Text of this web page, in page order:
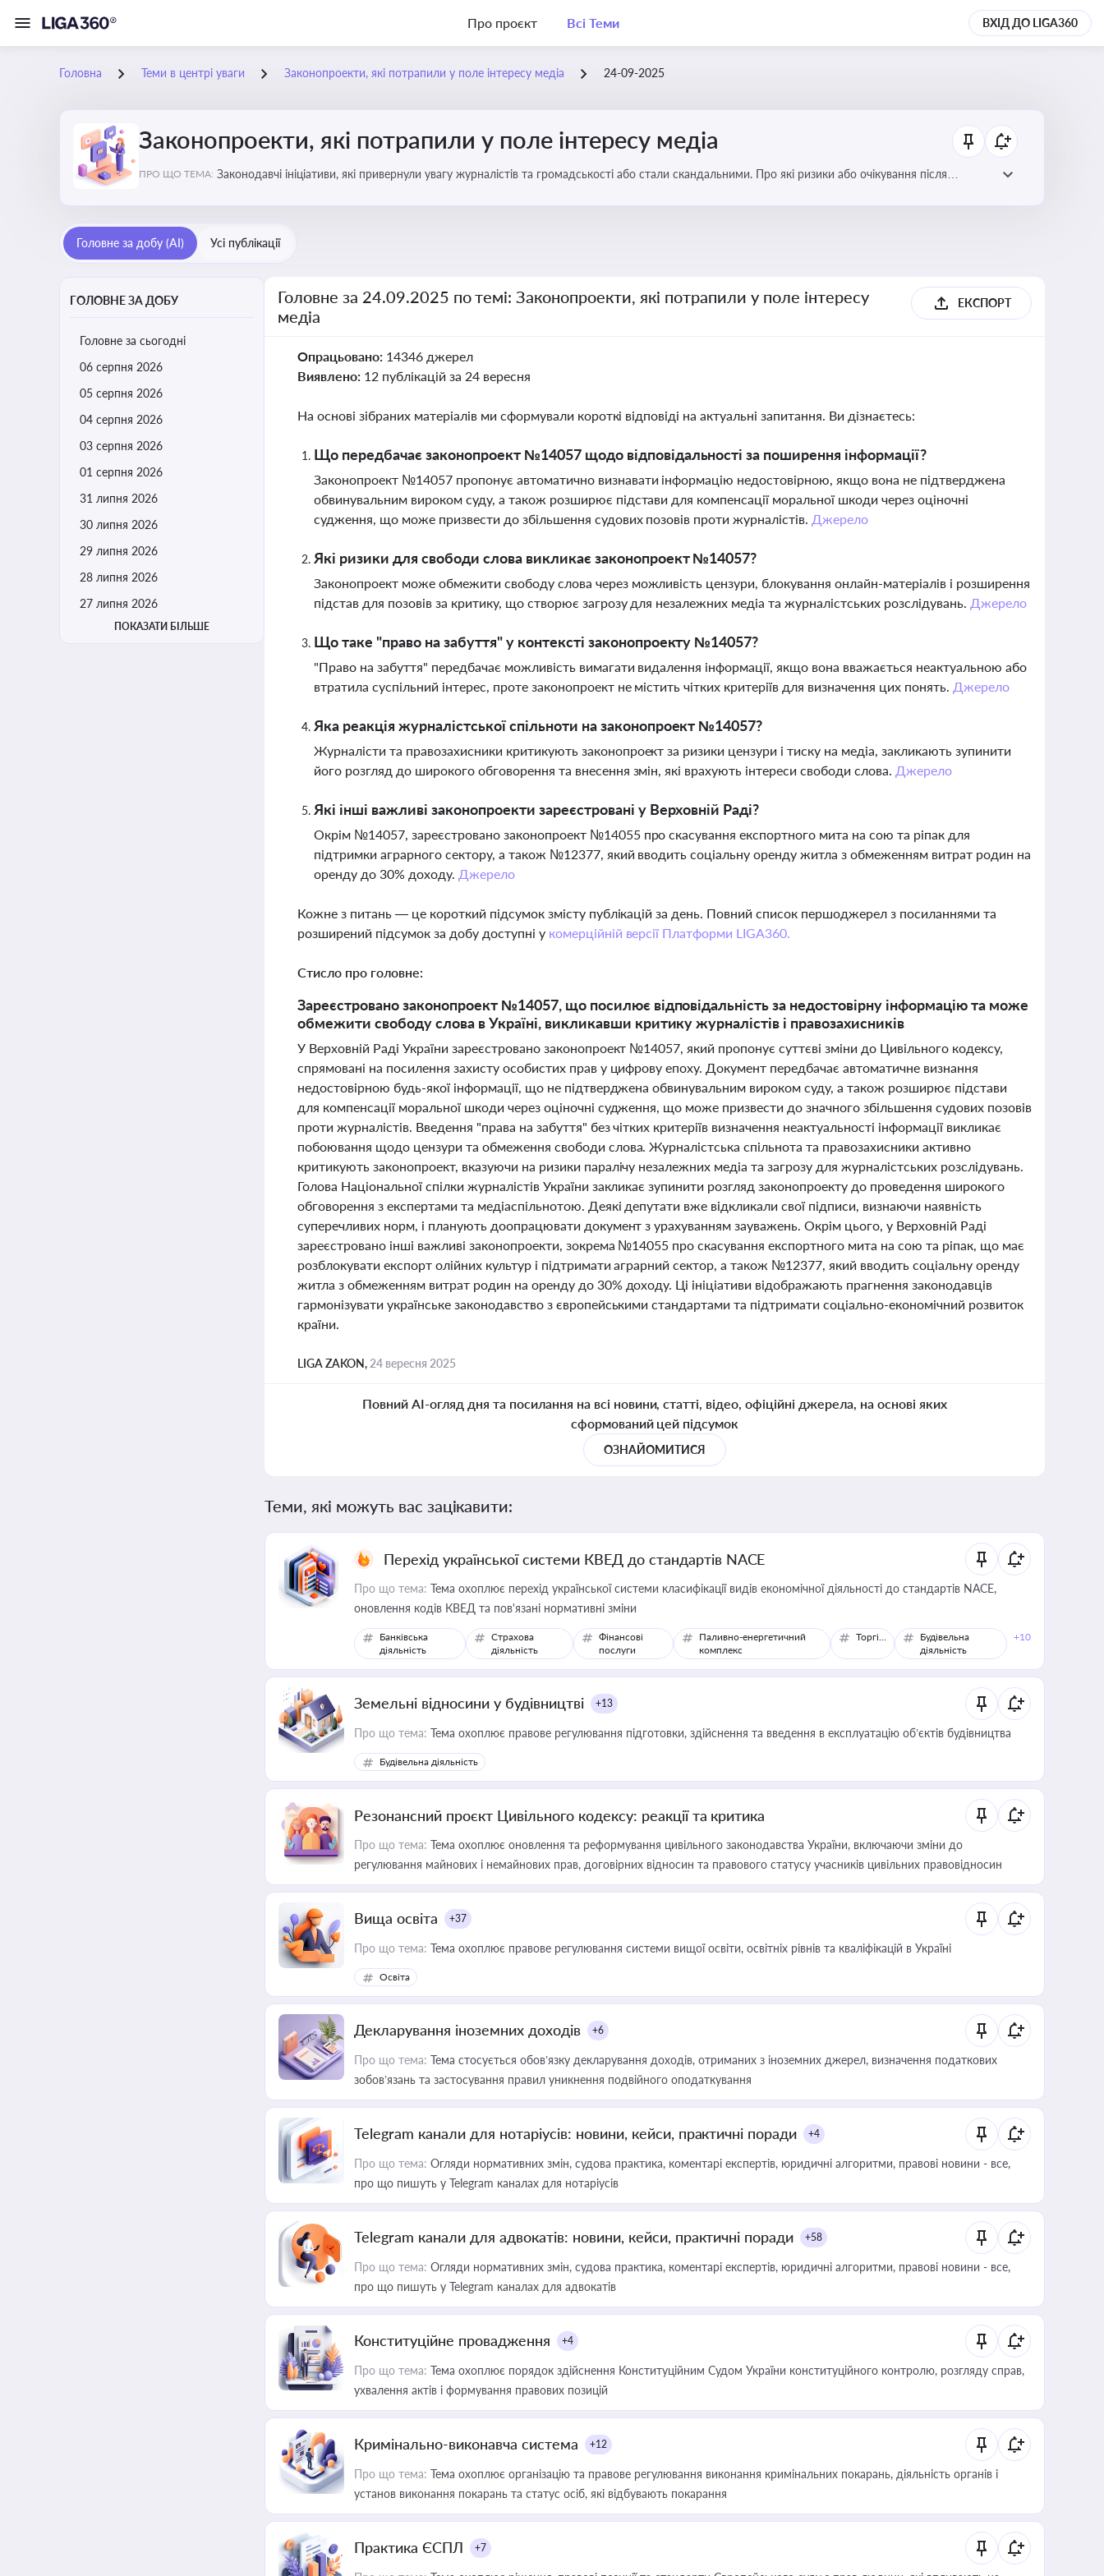
Про проєкт Всі Теми ВХІД ДО LIGA360
Головна Теми в центрі уваги Законопроекти, які потрапили у поле інтересу медіа 24-09-2025
Законопроекти, які потрапили у поле інтересу медіа
ПРО ЩО ТЕМА: Законодавчі ініціативи, які привернули увагу журналістів та громадськості або стали скандальними. Про які ризики або очікування після
Головне за добу (AI) Усі публікації
ГОЛОВНЕ ЗА ДОБУ
Головне за сьогодні
06 серпня 2026
05 серпня 2026
04 серпня 2026
03 серпня 2026
01 серпня 2026
31 липня 2026
30 липня 2026
29 липня 2026
28 липня 2026
27 липня 2026
ПОКАЗАТИ БІЛЬШЕ
Головне за 24.09.2025 по темі: Законопроекти, які потрапили у поле інтересу
медіа
ЕКСПОРТ
Опрацьовано: 14346 джерел
Виявлено: 12 публікацій за 24 вересня
На основі зібраних матеріалів ми сформували короткі відповіді на актуальні запитання. Ви дізнаєтесь:
Що передбачає законопроект №14057 щодо відповідальності за поширення інформації?
Законопроект №14057 пропонує автоматично визнавати інформацію недостовірною, якщо вона не підтверджена
обвинувальним вироком суду, а також розширює підстави для компенсації моральної шкоди через оціночні
судження, що може призвести до збільшення судових позовів проти журналістів. Джерело
Які ризики для свободи слова викликає законопроект №14057?
Законопроект може обмежити свободу слова через можливість цензури, блокування онлайн-матеріалів і розширення
підстав для позовів за критику, що створює загрозу для незалежних медіа та журналістських розслідувань. Джерело
Що таке "право на забуття" у контексті законопроекту №14057?
"Право на забуття" передбачає можливість вимагати видалення інформації, якщо вона вважається неактуальною або
втратила суспільний інтерес, проте законопроект не містить чітких критеріїв для визначення цих понять. Джерело
Яка реакція журналістської спільноти на законопроект №14057?
Журналісти та правозахисники критикують законопроект за ризики цензури і тиску на медіа, закликають зупинити
його розгляд до широкого обговорення та внесення змін, які врахують інтереси свободи слова. Джерело
Які інші важливі законопроекти зареєстровані у Верховній Раді?
Окрім №14057, зареєстровано законопроект №14055 про скасування експортного мита на сою та ріпак для
підтримки аграрного сектору, а також №12377, який вводить соціальну оренду житла з обмеженням витрат родин на
оренду до 30% доходу. Джерело
Кожне з питань — це короткий підсумок змісту публікацій за день. Повний список першоджерел з посиланнями та
розширений підсумок за добу доступні у комерційній версії Платформи LIGA360.
Стисло про головне:
Зареєстровано законопроект №14057, що посилює відповідальність за недостовірну інформацію та може
обмежити свободу слова в Україні, викликавши критику журналістів і правозахисників
У Верховній Раді України зареєстровано законопроект №14057, який пропонує суттєві зміни до Цивільного кодексу,
спрямовані на посилення захисту особистих прав у цифрову епоху. Документ передбачає автоматичне визнання
недостовірною будь-якої інформації, що не підтверджена обвинувальним вироком суду, а також розширює підстави
для компенсації моральної шкоди через оціночні судження, що може призвести до значного збільшення судових позовів
проти журналістів. Введення "права на забуття" без чітких критеріїв визначення неактуальності інформації викликає
побоювання щодо цензури та обмеження свободи слова. Журналістська спільнота та правозахисники активно
критикують законопроект, вказуючи на ризики паралічу незалежних медіа та загрозу для журналістських розслідувань.
Голова Національної спілки журналістів України закликає зупинити розгляд законопроекту до проведення широкого
обговорення з експертами та медіаспільнотою. Деякі депутати вже відкликали свої підписи, визнаючи наявність
суперечливих норм, і планують доопрацювати документ з урахуванням зауважень. Окрім цього, у Верховній Раді
зареєстровано інші важливі законопроекти, зокрема №14055 про скасування експортного мита на сою та ріпак, що має
розблокувати експорт олійних культур і підтримати аграрний сектор, а також №12377, який вводить соціальну оренду
житла з обмеженням витрат родин на оренду до 30% доходу. Ці ініціативи відображають прагнення законодавців
гармонізувати українське законодавство з європейськими стандартами та підтримати соціально-економічний розвиток
країни.
LIGA ZAKON, 24 вересня 2025
Повний AI-огляд дня та посилання на всі новини, статті, відео, офіційні джерела, на основі яких
сформований цей підсумок
ОЗНАЙОМИТИСЯ
Теми, які можуть вас зацікавити:
Перехід української системи КВЕД до стандартів NACE
Про що тема: Тема охоплює перехід української системи класифікації видів економічної діяльності до стандартів NACE,
оновлення кодів КВЕД та пов'язані нормативні зміни
Банківська
діяльність
Страхова
діяльність
Фінансові
послуги
Паливно-енергетичний
комплекс
Торгівля
Будівельна
діяльність
+10
Земельні відносини у будівництві +13
Про що тема: Тема охоплює правове регулювання підготовки, здійснення та введення в експлуатацію об’єктів будівництва
Будівельна діяльність
Резонансний проєкт Цивільного кодексу: реакції та критика
Про що тема: Тема охоплює оновлення та реформування цивільного законодавства України, включаючи зміни до
регулювання майнових і немайнових прав, договірних відносин та правового статусу учасників цивільних правовідносин
Вища освіта +37
Про що тема: Тема охоплює правове регулювання системи вищої освіти, освітніх рівнів та кваліфікацій в Україні
Освіта
Декларування іноземних доходів +6
Про що тема: Тема стосується обов’язку декларування доходів, отриманих з іноземних джерел, визначення податкових
зобов’язань та застосування правил уникнення подвійного оподаткування
Telegram канали для нотаріусів: новини, кейси, практичні поради +4
Про що тема: Огляди нормативних змін, судова практика, коментарі експертів, юридичні алгоритми, правові новини - все,
про що пишуть у Telegram каналах для нотаріусів
Telegram канали для адвокатів: новини, кейси, практичні поради +58
Про що тема: Огляди нормативних змін, судова практика, коментарі експертів, юридичні алгоритми, правові новини - все,
про що пишуть у Telegram каналах для адвокатів
Конституційне провадження +4
Про що тема: Тема охоплює порядок здійснення Конституційним Судом України конституційного контролю, розгляду справ,
ухвалення актів і формування правових позицій
Кримінально-виконавча система +12
Про що тема: Тема охоплює організацію та правове регулювання виконання кримінальних покарань, діяльність органів і
установ виконання покарань та статус осіб, які відбувають покарання
Практика ЄСПЛ +7